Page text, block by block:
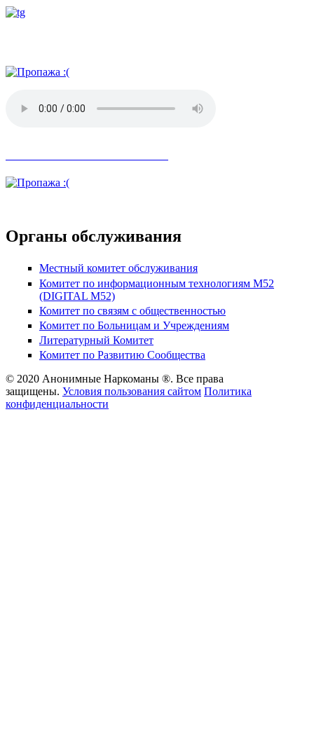
Органы обслуживания
Местный комитет обслуживания
Комитет по информационным технологиям М52
(DIGITAL M52)
Комитет по связям с общественностью
Комитет по Больницам и Учреждениям
Литературный Комитет
Комитет по Развитию Сообщества
© 2020 Анонимные Наркоманы ®. Все права
защищены. Условия пользования сайтом Политика
конфиденциальности